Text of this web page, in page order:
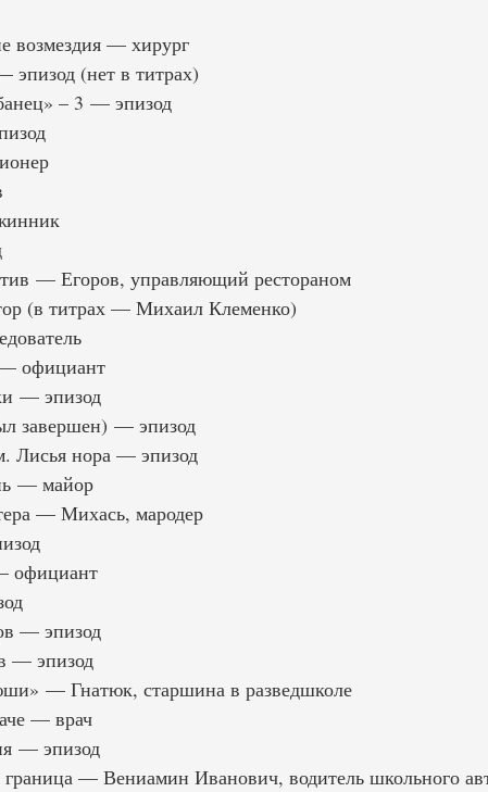
— хирург
(нет в титрах)
– 3 — эпизод
— Егоров, управляющий рестораном
(в титрах — Михаил Клеменко)
официант
— эпизод
завершен) — эпизод
Лисья нора — эпизод
— майор
— Михась, мародер
официант
— эпизод
— эпизод
— Гнатюк, старшина в разведшколе
— врач
— эпизод
— Вениамин Иванович, водитель школьного